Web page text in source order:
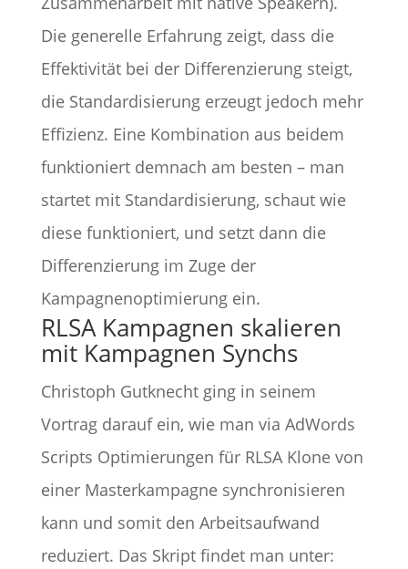
Die generelle Erfahrung zeigt, dass die
Effektivität bei der Differenzierung steigt,
die Standardisierung erzeugt jedoch mehr
Effizienz. Eine Kombination aus beidem
funktioniert demnach am besten – man
startet mit Standardisierung, schaut wie
diese funktioniert, und setzt dann die
Differenzierung im Zuge der
Kampagnenoptimierung ein.
RLSA Kampagnen skalieren
mit Kampagnen Synchs
Christoph Gutknecht ging in seinem
Vortrag darauf ein, wie man via AdWords
Scripts Optimierungen für RLSA Klone von
einer Masterkampagne synchronisieren
kann und somit den Arbeitsaufwand
reduziert. Das Skript findet man unter: